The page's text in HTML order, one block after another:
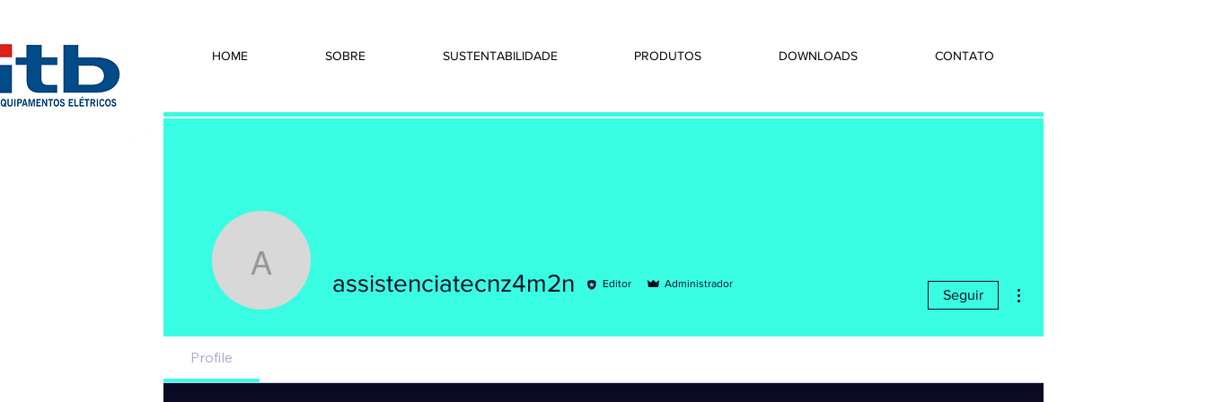
HOME SOBRE SUSTENTABILIDADE PRODUTOS DOWNLOADS CONTATO
assistenciatecnz4m2n
assistenciatecnz4m2n Editor Administrador
Seguir
Profile